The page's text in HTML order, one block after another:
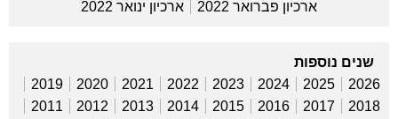
ארכיון פברואר 2022
ארכיון ינואר 2022
שנים נוספות
2026
2025
2024
2023
2022
2021
2020
2019
2018
2017
2016
2015
2014
2013
2012
2011